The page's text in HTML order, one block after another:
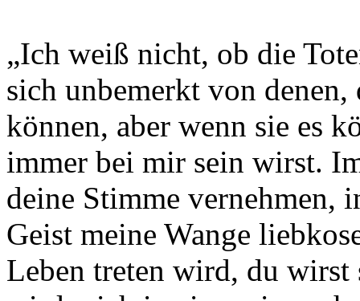
„Ich weiß nicht, ob die
sich unbemerkt von
können, aber wenn sie es
immer bei mir sein wirst.
deine Stimme vernehmen,
Geist meine Wange
Leben treten wird, du